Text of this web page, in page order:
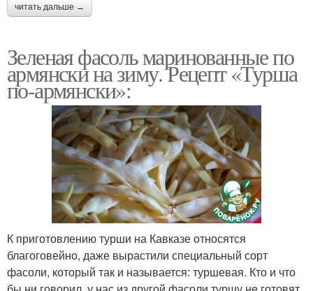
читать дальше →
Зеленая фасоль маринованные по
армянски на зиму. Рецепт «Турша
по-армянски»:
К приготовлению турши на Кавказе относятся
благоговейно, даже вырастили специальный сорт
фасоли, который так и называется: туршевая. Кто и что